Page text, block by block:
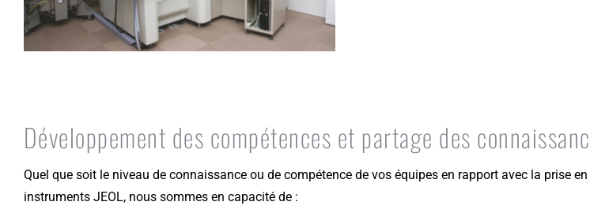
Développement des compétences et partage des
Quel que soit le niveau de connaissance ou de compétence de vos équipes en rapport avec la prise
instruments JEOL, nous sommes en capacité de :